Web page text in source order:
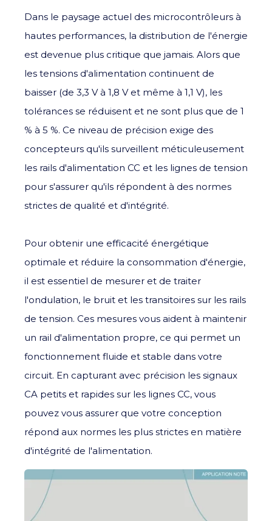
Dans le paysage actuel des microcontrôleurs à
hautes performances, la distribution de l'énergie
est devenue plus critique que jamais. Alors que
les tensions d'alimentation continuent de
baisser (de 3,3 V à 1,8 V et même à 1,1 V), les
tolérances se réduisent et ne sont plus que de 1
% à 5 %. Ce niveau de précision exige des
concepteurs qu'ils surveillent méticuleusement
les rails d'alimentation CC et les lignes de tension
pour s'assurer qu'ils répondent à des normes
strictes de qualité et d'intégrité.
Pour obtenir une efficacité énergétique
optimale et réduire la consommation d'énergie,
il est essentiel de mesurer et de traiter
l'ondulation, le bruit et les transitoires sur les rails
de tension. Ces mesures vous aident à maintenir
un rail d'alimentation propre, ce qui permet un
fonctionnement fluide et stable dans votre
circuit. En capturant avec précision les signaux
CA petits et rapides sur les lignes CC, vous
pouvez vous assurer que votre conception
répond aux normes les plus strictes en matière
d'intégrité de l'alimentation.